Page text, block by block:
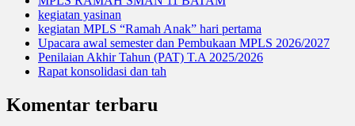
kegiatan yasinan
kegiatan MPLS “Ramah Anak” hari pertama
Upacara awal semester dan Pembukaan MPLS 2026/2027
Penilaian Akhir Tahun (PAT) T.A 2025/2026
Rapat konsolidasi dan tah
Komentar terbaru